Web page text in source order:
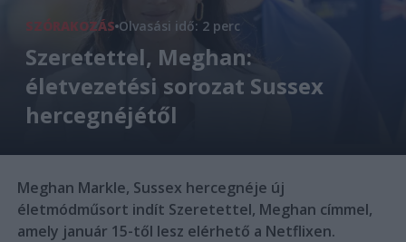
SZÓRAKOZÁS Olvasási idő: 2 perc
Szeretettel, Meghan:
életvezetési sorozat Sussex
hercegnéjétől
Meghan Markle, Sussex hercegnéje új
életmódműsort indít Szeretettel, Meghan címmel,
amely január 15-től lesz elérhető a Netflixen.